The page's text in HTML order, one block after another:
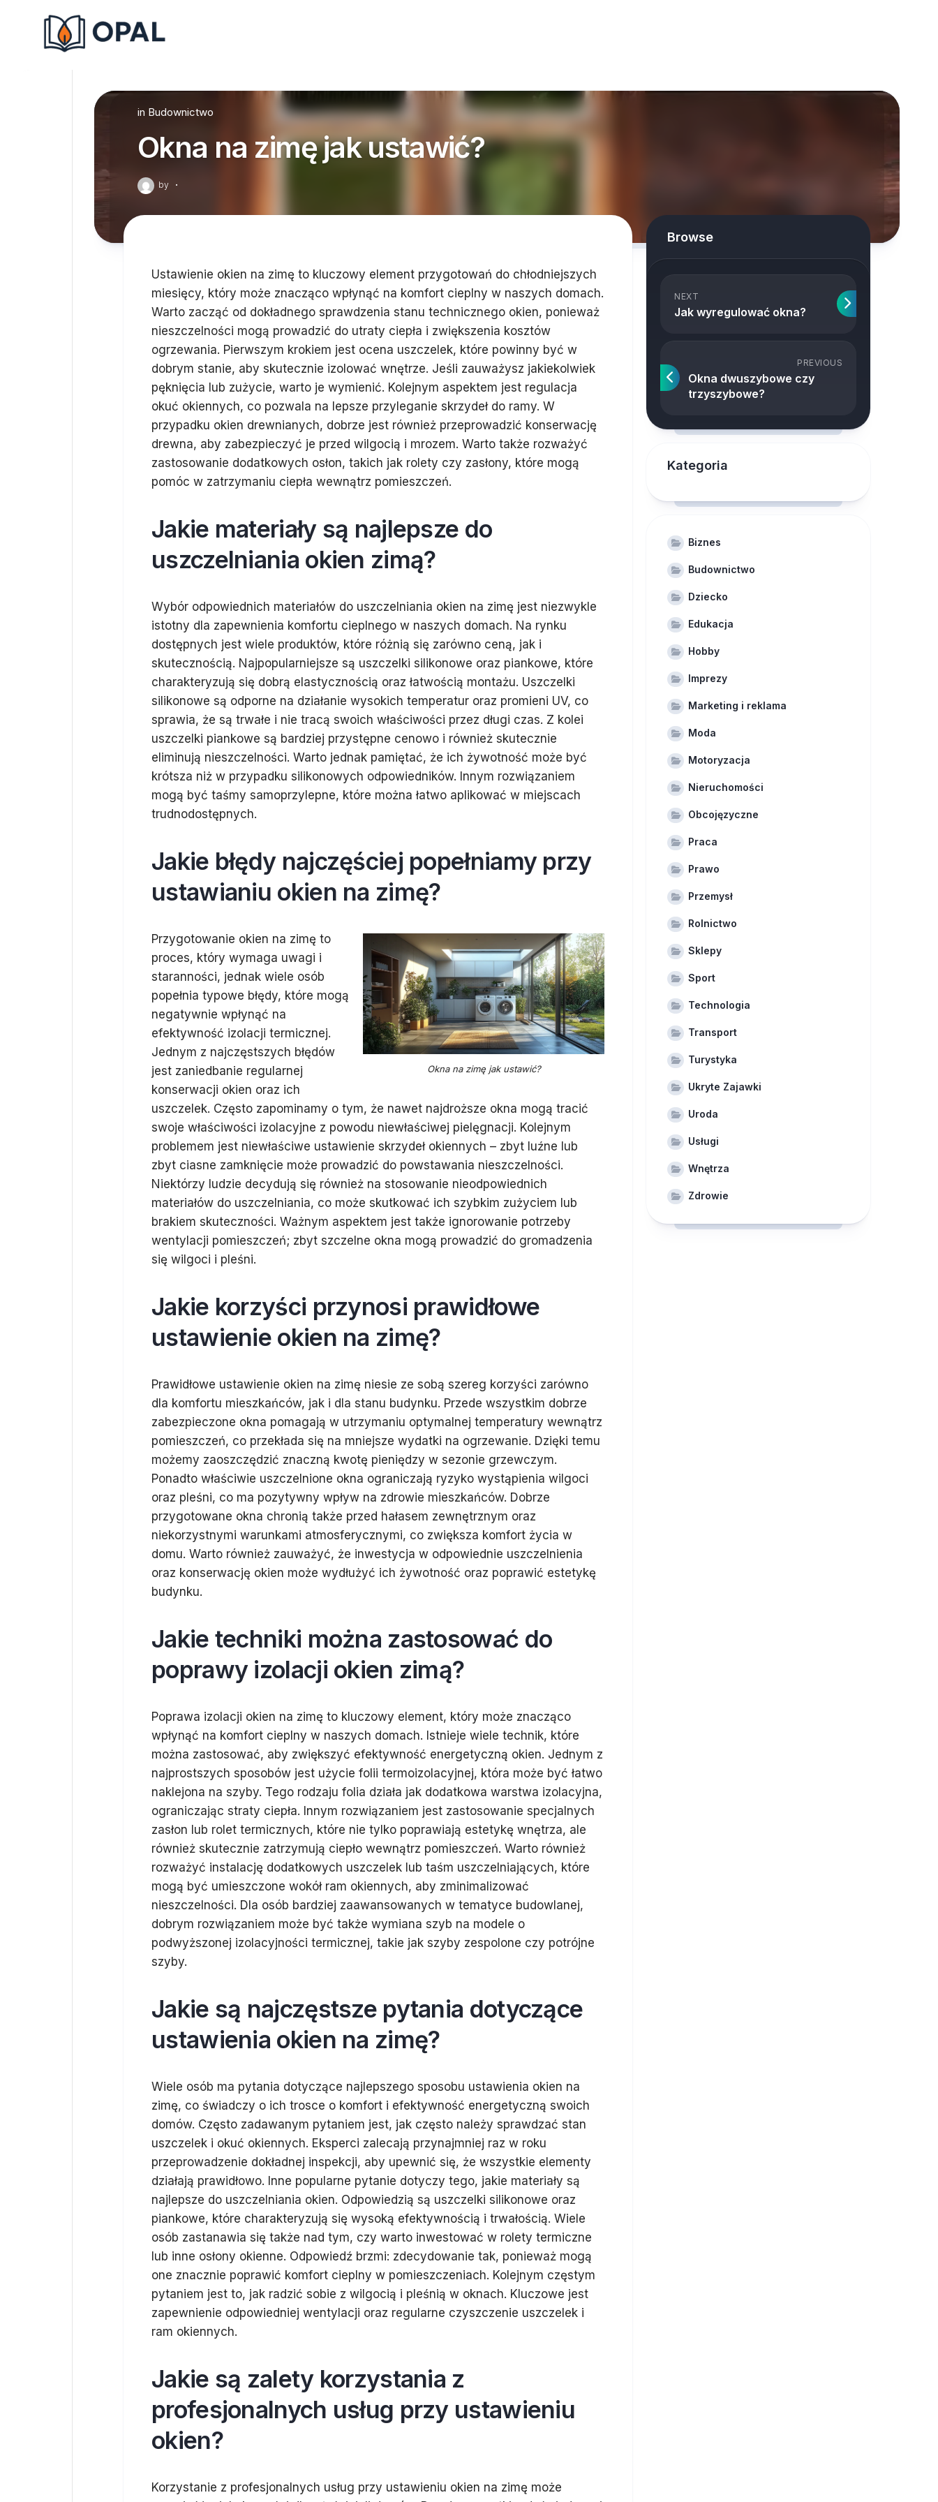
in Budownictwo
Okna na zimę jak ustawić?
by ·
Ustawienie okien na zimę to kluczowy element przygotowań do chłodniejszych
miesięcy, który może znacząco wpłynąć na komfort cieplny w naszych domach.
Warto zacząć od dokładnego sprawdzenia stanu technicznego okien, ponieważ
nieszczelności mogą prowadzić do utraty ciepła i zwiększenia kosztów
ogrzewania. Pierwszym krokiem jest ocena uszczelek, które powinny być w
dobrym stanie, aby skutecznie izolować wnętrze. Jeśli zauważysz jakiekolwiek
pęknięcia lub zużycie, warto je wymienić. Kolejnym aspektem jest regulacja
okuć okiennych, co pozwala na lepsze przyleganie skrzydeł do ramy. W
przypadku okien drewnianych, dobrze jest również przeprowadzić konserwację
drewna, aby zabezpieczyć je przed wilgocią i mrozem. Warto także rozważyć
zastosowanie dodatkowych osłon, takich jak rolety czy zasłony, które mogą
pomóc w zatrzymaniu ciepła wewnątrz pomieszczeń.
Jakie materiały są najlepsze do
uszczelniania okien zimą?
Wybór odpowiednich materiałów do uszczelniania okien na zimę jest niezwykle
istotny dla zapewnienia komfortu cieplnego w naszych domach. Na rynku
dostępnych jest wiele produktów, które różnią się zarówno ceną, jak i
skutecznością. Najpopularniejsze są uszczelki silikonowe oraz piankowe, które
charakteryzują się dobrą elastycznością oraz łatwością montażu. Uszczelki
silikonowe są odporne na działanie wysokich temperatur oraz promieni UV, co
sprawia, że są trwałe i nie tracą swoich właściwości przez długi czas. Z kolei
uszczelki piankowe są bardziej przystępne cenowo i również skutecznie
eliminują nieszczelności. Warto jednak pamiętać, że ich żywotność może być
krótsza niż w przypadku silikonowych odpowiedników. Innym rozwiązaniem
mogą być taśmy samoprzylepne, które można łatwo aplikować w miejscach
trudnodostępnych.
Jakie błędy najczęściej popełniamy przy
ustawianiu okien na zimę?
Okna na zimę jak ustawić?
Przygotowanie okien na zimę to
proces, który wymaga uwagi i
staranności, jednak wiele osób
popełnia typowe błędy, które mogą
negatywnie wpłynąć na
efektywność izolacji termicznej.
Jednym z najczęstszych błędów
jest zaniedbanie regularnej
konserwacji okien oraz ich
uszczelek. Często zapominamy o tym, że nawet najdroższe okna mogą tracić
swoje właściwości izolacyjne z powodu niewłaściwej pielęgnacji. Kolejnym
problemem jest niewłaściwe ustawienie skrzydeł okiennych – zbyt luźne lub
zbyt ciasne zamknięcie może prowadzić do powstawania nieszczelności.
Niektórzy ludzie decydują się również na stosowanie nieodpowiednich
materiałów do uszczelniania, co może skutkować ich szybkim zużyciem lub
brakiem skuteczności. Ważnym aspektem jest także ignorowanie potrzeby
wentylacji pomieszczeń; zbyt szczelne okna mogą prowadzić do gromadzenia
się wilgoci i pleśni.
Jakie korzyści przynosi prawidłowe
ustawienie okien na zimę?
Prawidłowe ustawienie okien na zimę niesie ze sobą szereg korzyści zarówno
dla komfortu mieszkańców, jak i dla stanu budynku. Przede wszystkim dobrze
zabezpieczone okna pomagają w utrzymaniu optymalnej temperatury wewnątrz
pomieszczeń, co przekłada się na mniejsze wydatki na ogrzewanie. Dzięki temu
możemy zaoszczędzić znaczną kwotę pieniędzy w sezonie grzewczym.
Ponadto właściwie uszczelnione okna ograniczają ryzyko wystąpienia wilgoci
oraz pleśni, co ma pozytywny wpływ na zdrowie mieszkańców. Dobrze
przygotowane okna chronią także przed hałasem zewnętrznym oraz
niekorzystnymi warunkami atmosferycznymi, co zwiększa komfort życia w
domu. Warto również zauważyć, że inwestycja w odpowiednie uszczelnienia
oraz konserwację okien może wydłużyć ich żywotność oraz poprawić estetykę
budynku.
Jakie techniki można zastosować do
poprawy izolacji okien zimą?
Poprawa izolacji okien na zimę to kluczowy element, który może znacząco
wpłynąć na komfort cieplny w naszych domach. Istnieje wiele technik, które
można zastosować, aby zwiększyć efektywność energetyczną okien. Jednym z
najprostszych sposobów jest użycie folii termoizolacyjnej, która może być łatwo
naklejona na szyby. Tego rodzaju folia działa jak dodatkowa warstwa izolacyjna,
ograniczając straty ciepła. Innym rozwiązaniem jest zastosowanie specjalnych
zasłon lub rolet termicznych, które nie tylko poprawiają estetykę wnętrza, ale
również skutecznie zatrzymują ciepło wewnątrz pomieszczeń. Warto również
rozważyć instalację dodatkowych uszczelek lub taśm uszczelniających, które
mogą być umieszczone wokół ram okiennych, aby zminimalizować
nieszczelności. Dla osób bardziej zaawansowanych w tematyce budowlanej,
dobrym rozwiązaniem może być także wymiana szyb na modele o
podwyższonej izolacyjności termicznej, takie jak szyby zespolone czy potrójne
szyby.
Jakie są najczęstsze pytania dotyczące
ustawienia okien na zimę?
Wiele osób ma pytania dotyczące najlepszego sposobu ustawienia okien na
zimę, co świadczy o ich trosce o komfort i efektywność energetyczną swoich
domów. Często zadawanym pytaniem jest, jak często należy sprawdzać stan
uszczelek i okuć okiennych. Eksperci zalecają przynajmniej raz w roku
przeprowadzenie dokładnej inspekcji, aby upewnić się, że wszystkie elementy
działają prawidłowo. Inne popularne pytanie dotyczy tego, jakie materiały są
najlepsze do uszczelniania okien. Odpowiedzią są uszczelki silikonowe oraz
piankowe, które charakteryzują się wysoką efektywnością i trwałością. Wiele
osób zastanawia się także nad tym, czy warto inwestować w rolety termiczne
lub inne osłony okienne. Odpowiedź brzmi: zdecydowanie tak, ponieważ mogą
one znacznie poprawić komfort cieplny w pomieszczeniach. Kolejnym częstym
pytaniem jest to, jak radzić sobie z wilgocią i pleśnią w oknach. Kluczowe jest
zapewnienie odpowiedniej wentylacji oraz regularne czyszczenie uszczelek i
ram okiennych.
Jakie są zalety korzystania z
profesjonalnych usług przy ustawieniu
okien?
Korzystanie z profesjonalnych usług przy ustawieniu okien na zimę może
Browse
NEXT
Jak wyregulować okna?
PREVIOUS
Okna dwuszybowe czy
trzyszybowe?
Kategoria
Biznes
Budownictwo
Dziecko
Edukacja
Hobby
Imprezy
Marketing i reklama
Moda
Motoryzacja
Nieruchomości
Obcojęzyczne
Praca
Prawo
Przemysł
Rolnictwo
Sklepy
Sport
Technologia
Transport
Turystyka
Ukryte Zajawki
Uroda
Usługi
Wnętrza
Zdrowie